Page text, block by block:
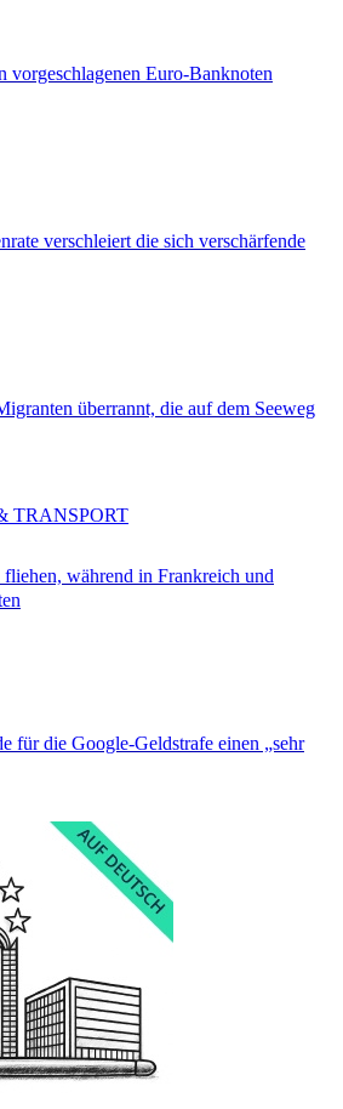
vorgeschlagenen Euro-Banknoten
verschleiert die sich verschärfende
überrannt, die auf dem Seeweg
während in Frankreich und
TRANSPORT
für die Google-Geldstrafe einen „sehr